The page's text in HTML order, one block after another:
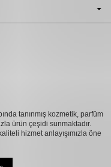
tanınmış kozmetik, parfüm
ürün çeşidi sunmaktadır.
hizmet anlayışımızla öne